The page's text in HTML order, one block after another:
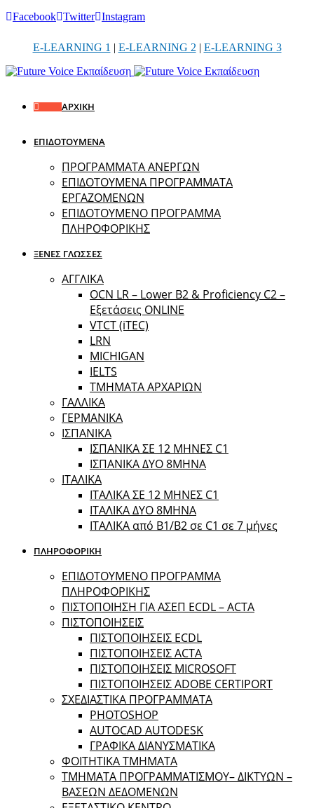
Facebook Twitter Instagram
E-LEARNING 1 | E-LEARNING 2 | E-LEARNING 3
ΑΡΧΙΚΗ
ΕΠΙΔΟΤΟΥΜΕΝΑ
ΠΡΟΓΡΑΜΜΑΤΑ ΑΝΕΡΓΩΝ
ΕΠΙΔΟΤΟΥΜΕΝΑ ΠΡΟΓΡΑΜΜΑΤΑ
ΕΡΓΑΖΟΜΕΝΩΝ
ΕΠΙΔΟΤΟΥΜΕΝΟ ΠΡΟΓΡΑΜΜΑ
ΠΛΗΡΟΦΟΡΙΚΗΣ
ΞΕΝΕΣ ΓΛΩΣΣΕΣ
ΑΓΓΛΙΚΑ
OCN LR – Lower B2 & Proficiency C2 –
Εξετάσεις ONLINE
VTCT (iTEC)
LRN
MICHIGAN
IELTS
ΤΜΗΜΑΤΑ ΑΡΧΑΡΙΩΝ
ΓΑΛΛΙΚΑ
ΓΕΡΜΑΝΙΚΑ
ΙΣΠΑΝΙΚΑ
ΙΣΠΑΝΙΚΑ ΣΕ 12 ΜΗΝΕΣ C1
ΙΣΠΑΝΙΚΑ ΔΥΟ 8ΜΗΝΑ
ΙΤΑΛΙΚΑ
ΙΤΑΛΙΚΑ ΣΕ 12 ΜΗΝΕΣ C1
ΙΤΑΛΙΚΑ ΔΥΟ 8ΜΗΝΑ
ΙΤΑΛΙΚΑ από B1/B2 σε C1 σε 7 μήνες
ΠΛΗΡΟΦΟΡΙΚΗ
ΕΠΙΔΟΤΟΥΜΕΝΟ ΠΡΟΓΡΑΜΜΑ
ΠΛΗΡΟΦΟΡΙΚΗΣ
ΠIΣΤΟΠΟΙΗΣΗ ΓΙΑ ΑΣΕΠ ECDL – ACTA
ΠΙΣΤΟΠΟΙΗΣΕΙΣ
ΠΙΣΤΟΠΟΙΗΣΕΙΣ ECDL
ΠΙΣΤΟΠΟΙΗΣΕΙΣ ACTA
ΠΙΣΤΟΠΟΙΗΣΕΙΣ MICROSOFT
ΠΙΣΤΟΠΟΙΗΣΕΙΣ ADOBE CERTIPORT
ΣΧΕΔΙΑΣΤΙΚΑ ΠΡΟΓΡΑΜΜΑΤΑ
PHOTOSHOP
AUTOCAD AUTODESK
ΓΡΑΦΙΚΑ ΔΙΑΝΥΣΜΑΤΙΚΑ
ΦΟΙΤΗΤΙΚΑ ΤΜΗΜΑΤΑ
ΤΜΗΜΑΤΑ ΠΡΟΓΡΑΜΜΑΤΙΣΜΟΥ– ΔΙΚΤΥΩΝ –
ΒΑΣΕΩΝ ΔΕΔΟΜΕΝΩΝ